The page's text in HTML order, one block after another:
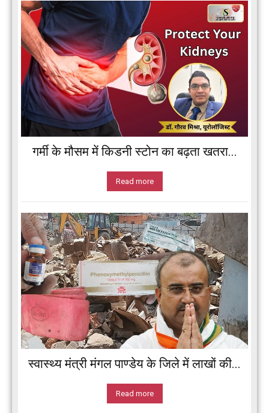
गर्मी के मौसम में किडनी स्टोन का बढ़ता खतरा...
Read more
स्वास्थ्य मंत्री मंगल पाण्डेय के जिले में लाखों की...
Read more